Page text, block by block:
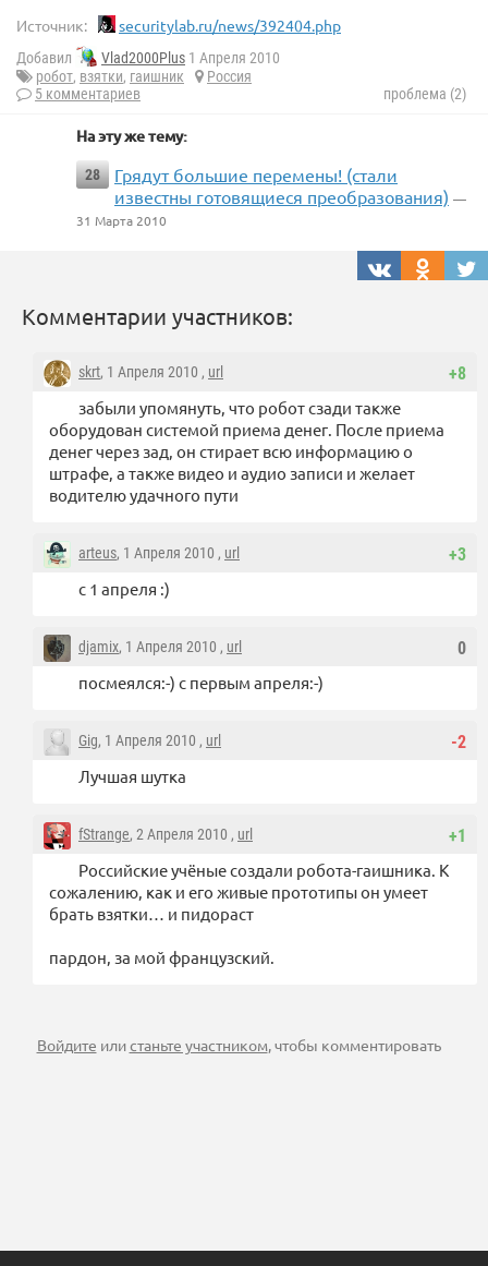
Источник: securitylab.ru/news/392404.php
Добавил Vlad2000Plus 1 Апреля 2010
робот, взятки, гаишник
Россия
5 комментариев
проблема (2)
На эту же тему:
28
Грядут большие перемены! (стали
известны готовящиеся преобразования) —
31 Марта 2010
Комментарии участников:
+8
skrt, 1 Апреля 2010 , url
забыли упомянуть, что робот сзади также
оборудован системой приема денег. После приема
денег через зад, он стирает всю информацию о
штрафе, а также видео и аудио записи и желает
водителю удачного пути
+3
arteus, 1 Апреля 2010 , url
с 1 апреля :)
0
djamix, 1 Апреля 2010 , url
посмеялся:-) с первым апреля:-)
-2
Gig, 1 Апреля 2010 , url
Лучшая шутка
+1
fStrange, 2 Апреля 2010 , url
Российские учёные создали робота-гаишника. К
сожалению, как и его живые прототипы он умеет
брать взятки… и пидораст
пардон, за мой французский.
Войдите илистаньте участником, чтобы комментировать